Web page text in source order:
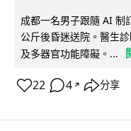
成都一名男子跟隨 AI 制
公斤後昏迷送院。醫生
及多器官功能障礙。...
22 4 ↗ 分享